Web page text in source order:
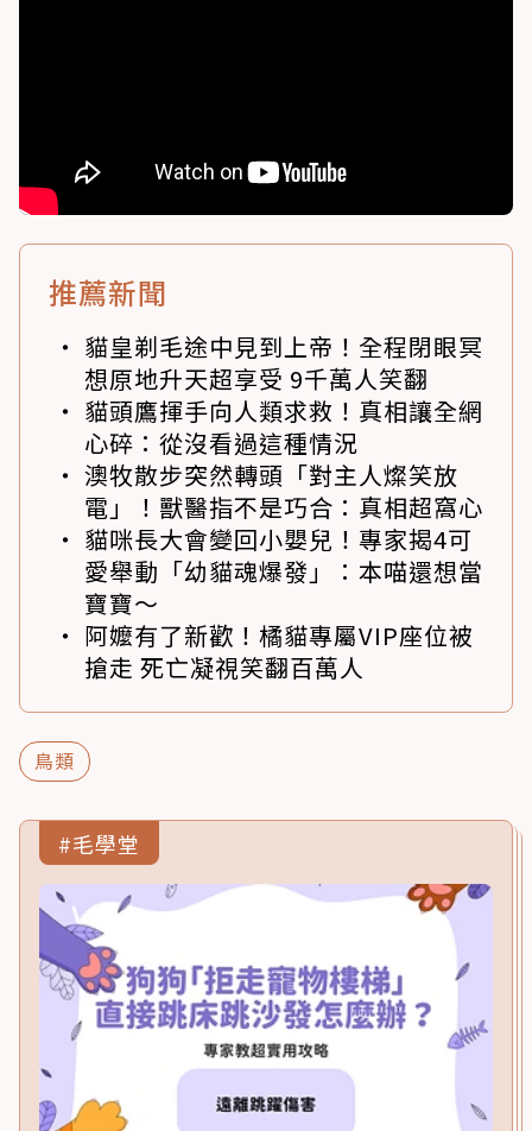
推薦新聞
貓皇剃毛途中見到上帝！全程閉眼冥
想原地升天超享受 9千萬人笑翻
貓頭鷹揮手向人類求救！真相讓全網
心碎：從沒看過這種情況
澳牧散步突然轉頭「對主人燦笑放
電」！獸醫指不是巧合：真相超窩心
貓咪長大會變回小嬰兒！專家揭4可
愛舉動「幼貓魂爆發」：本喵還想當
寶寶～
阿嬤有了新歡！橘貓專屬VIP座位被
搶走 死亡凝視笑翻百萬人
鳥類
#毛學堂